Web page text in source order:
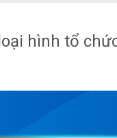
hình tổ